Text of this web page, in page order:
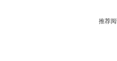
推荐阅